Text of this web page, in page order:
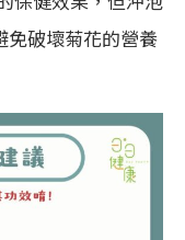
免破壞菊花的營養